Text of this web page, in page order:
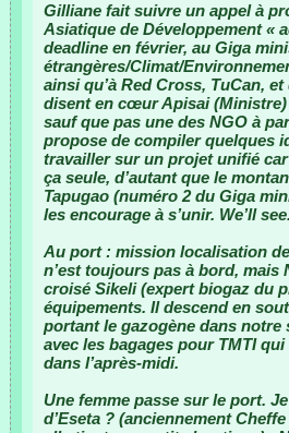
Gilliane fait suivre un appel à
Asiatique de Développement «
deadline en février, au Giga
étrangères/Climat/
ainsi qu’à Red Cross, TuCan,
disent en cœur Apisai (Ministre)
sauf que pas une des NGO à
propose de compiler quelques
travailler sur un projet unifié
ça seule, d’autant que le
Tapugao (numéro 2 du Giga
les encourage à s’unir. We’ll
Au port : mission localisation
n’est toujours pas à bord,
croisé Sikeli (expert biogaz du
équipements. Il descend en
portant le gazogène dans notre
avec les bagages pour TMTI
dans l’après-midi.
Une femme passe sur le port.
d’Eseta ? (anciennement